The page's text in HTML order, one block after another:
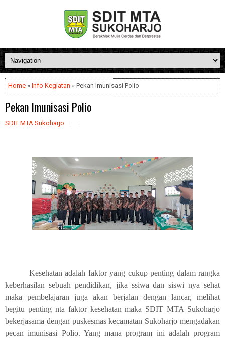
Home » Info Kegiatan » Pekan Imunisasi Polio
Pekan Imunisasi Polio
SDIT MTA Sukoharjo
Kesehatan adalah faktor yang cukup penting dalam rangka
keberhasilan sebuah pendidikan, jika ssiwa dan siswi nya sehat
maka pembelajaran juga akan berjalan dengan lancar, melihat
begitu penting nta faktor kesehatan maka SDIT MTA Sukoharjo
bekerjasama dengan puskesmas kecamatan Sukoharjo mengadakan
pecan imunisasi Polio. Yang mana program ini adalah program